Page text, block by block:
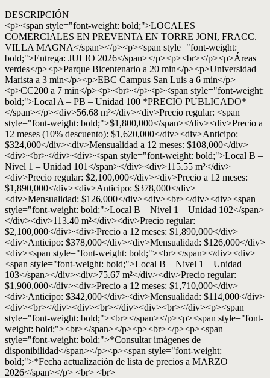
DESCRIPCIÓN
<p><span style="font-weight: bold;">LOCALES
COMERCIALES EN PREVENTA EN TORRE JONI, FRACC.
VILLA MAGNA</span></p><p><span style="font-weight:
bold;">Entrega: JULIO 2026</span></p><p><br></p><p>Áreas
verdes</p><p>Parque Bicentenario a 20 min</p><p>Universidad
Marista a 3 min</p><p>EBC Campus San Luis a 6 min</p>
<p>CC200 a 7 min</p><p><br></p><p><span style="font-weight:
bold;">Local A – PB – Unidad 100 *PRECIO PUBLICADO*
</span></p><div>56.68 m²</div><div>Precio regular: <span
style="font-weight: bold;">$1,800,000</span></div><div>Precio a
12 meses (10% descuento): $1,620,000</div><div>Anticipo:
$324,000</div><div>Mensualidad a 12 meses: $108,000</div>
<div><br></div><div><span style="font-weight: bold;">Local B –
Nivel 1 – Unidad 101</span></div><div>115.55 m²</div>
<div>Precio regular: $2,100,000</div><div>Precio a 12 meses:
$1,890,000</div><div>Anticipo: $378,000</div>
<div>Mensualidad: $126,000</div><div><br></div><div><span
style="font-weight: bold;">Local B – Nivel 1 – Unidad 102</span>
</div><div>113.40 m²</div><div>Precio regular:
$2,100,000</div><div>Precio a 12 meses: $1,890,000</div>
<div>Anticipo: $378,000</div><div>Mensualidad: $126,000</div>
<div><span style="font-weight: bold;"><br></span></div><div>
<span style="font-weight: bold;">Local B – Nivel 1 – Unidad
103</span></div><div>75.67 m²</div><div>Precio regular:
$1,900,000</div><div>Precio a 12 meses: $1,710,000</div>
<div>Anticipo: $342,000</div><div>Mensualidad: $114,000</div>
<div><br></div><div><br></div><div><br></div><p><span
style="font-weight: bold;"><br></span></p><p><span style="font-
weight: bold;"><br></span></p><p><br></p><p><span
style="font-weight: bold;">*Consultar imágenes de
disponibilidad</span></p><p><span style="font-weight:
bold;">*Fecha actualización de lista de precios a MARZO
2026</span></p> <br> <br>